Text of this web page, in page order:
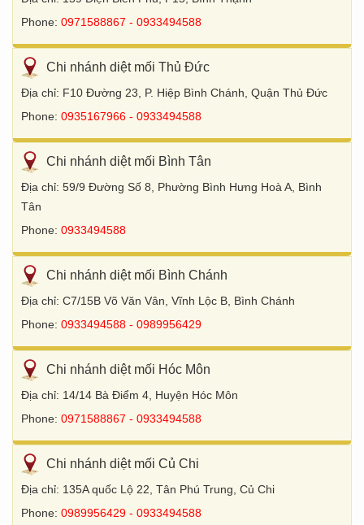
Phone: 0971588867 - 0933494588
Chi nhánh diệt mối Thủ Đức
Địa chỉ: F10 Đường 23, P. Hiệp Bình Chánh, Quận Thủ Đức
Phone: 0935167966 - 0933494588
Chi nhánh diệt mối Bình Tân
Địa chỉ: 59/9 Đường Số 8, Phường Bình Hưng Hoà A, Bình
Tân
Phone: 0933494588
Chi nhánh diệt mối Bình Chánh
Địa chỉ: C7/15B Võ Văn Vân, Vĩnh Lộc B, Bình Chánh
Phone: 0933494588 - 0989956429
Chi nhánh diệt mối Hóc Môn
Địa chỉ: 14/14 Bà Điểm 4, Huyện Hóc Môn
Phone: 0971588867 - 0933494588
Chi nhánh diệt mối Củ Chi
Địa chỉ: 135A quốc Lộ 22, Tân Phú Trung, Củ Chi
Phone: 0989956429 - 0933494588